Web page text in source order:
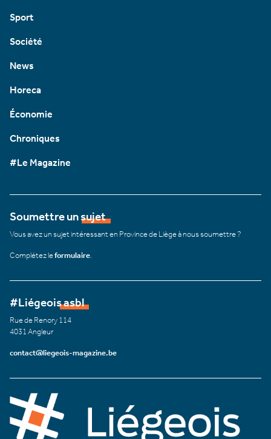
Sport
Société
News
Horeca
Économie
Chroniques
#Le Magazine
Soumettre un sujet
Vous avez un sujet intéressant en Province de Liège à nous soumettre ?
Complétez leformulaire
#Liégeois asbl
Rue de Renory 114
4031 Angleur
contact@liegeois-magazine.be